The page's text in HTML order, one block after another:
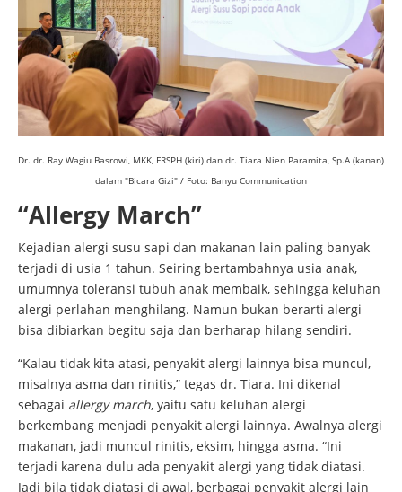
Dr. dr. Ray Wagiu Basrowi, MKK, FRSPH (kiri) dan dr. Tiara Nien Paramita, Sp.A (kanan)
dalam "Bicara Gizi" / Foto: Banyu Communication
“Allergy March”
Kejadian alergi susu sapi dan makanan lain paling banyak
terjadi di usia 1 tahun. Seiring bertambahnya usia anak,
umumnya toleransi tubuh anak membaik, sehingga keluhan
alergi perlahan menghilang. Namun bukan berarti alergi
bisa dibiarkan begitu saja dan berharap hilang sendiri.
“Kalau tidak kita atasi, penyakit alergi lainnya bisa muncul,
misalnya asma dan rinitis,” tegas dr. Tiara. Ini dikenal
sebagai allergy march, yaitu satu keluhan alergi
berkembang menjadi penyakit alergi lainnya. Awalnya alergi
makanan, jadi muncul rinitis, eksim, hingga asma. “Ini
terjadi karena dulu ada penyakit alergi yang tidak diatasi.
Jadi bila tidak diatasi di awal, berbagai penyakit alergi lain